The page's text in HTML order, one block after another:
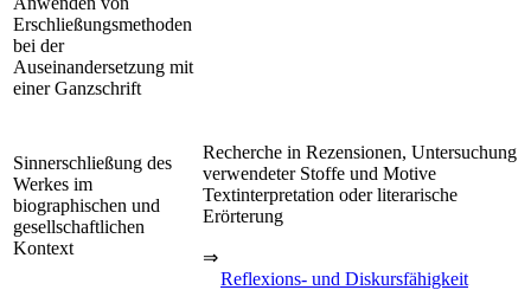
Erschließungsmethoden
bei der
Auseinandersetzung mit
einer Ganzschrift
Sinnerschließung des
Werkes im
biographischen und
gesellschaftlichen
Kontext
Recherche in Rezensionen, Untersuchung
verwendeter Stoffe und Motive
Textinterpretation oder literarische
Erörterung
⇒
Reflexions- und Diskursfähigkeit